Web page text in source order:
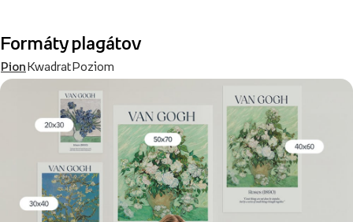
Formáty plagátov
PionKwadratPoziom